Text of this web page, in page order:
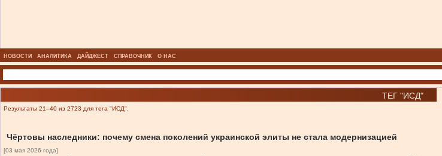
НОВОСТИ АНАЛИТИКА ДАЙДЖЕСТ СПРАВОЧНИК О НАС
ТЕГ "ИСД"
Результаты 21–40 из 2723 для тега "ИСД".
Чёртовы наследники: почему смена поколений украинской элиты не стала модернизацией
[03 мая 2026 года]